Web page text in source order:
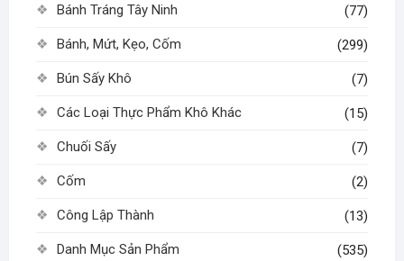
Bánh Tráng Tây Ninh (77)
Bánh, Mứt, Kẹo, Cốm (299)
Bún Sấy Khô (7)
Các Loại Thực Phẩm Khô Khác (15)
Chuối Sấy (7)
Cốm (2)
Công Lập Thành (13)
Danh Mục Sản Phẩm (535)